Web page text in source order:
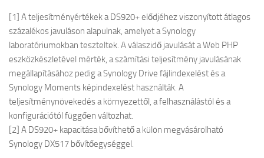
[1] A teljesítményértékek a DS920+ elődjéhez viszonyított átlagos
százalékos javuláson alapulnak, amelyet a Synology
laboratóriumokban teszteltek. A válaszidő javulását a Web PHP
eszközkészletével mérték, a számítási teljesítmény javulásának
megállapításához pedig a Synology Drive fájlindexelést és a
Synology Moments képindexelést használták. A
teljesítménynövekedés a környezettől, a felhasználástól és a
konfigurációtól függően változhat.
[2] A DS920+ kapacitása bővíthető a külön megvásárolható
Synology DX517 bővítőegységgel.